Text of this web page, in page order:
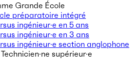
Grande École
préparatoire intégré
ingénieur·e en 5 ans
ingénieur·e en 3 ans
ingénieur·e section anglophone
supérieur·e